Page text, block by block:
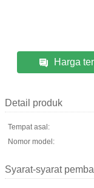
Harga
Detail produk
Tempat asal:
Nomor model:
Syarat-syarat